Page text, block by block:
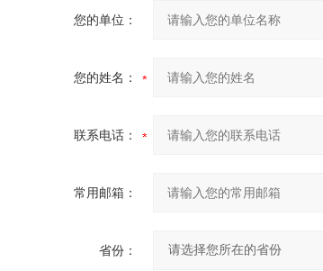
您的单位：
您的姓名：
联系电话：
常用邮箱：
省份：